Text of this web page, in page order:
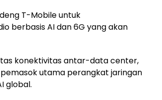
T-Mobile untuk
berbasis AI dan 6G yang akan
konektivitas antar-data center,
pemasok utama perangkat jaringan
global.